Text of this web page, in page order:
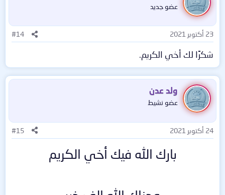
عضو جديد
23 أكتوبر 2021 #14
شكرًا لك أخي الكريم.
ولد عدن
عضو نشيط
24 أكتوبر 2021 #15
بارك الله فيك أخي الكريم